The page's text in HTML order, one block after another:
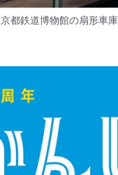
京都鉄道博物館の扇形車